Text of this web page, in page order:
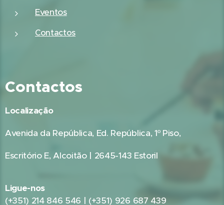
Eventos
Contactos
Contactos
Localização
Avenida da República, Ed. República, 1º Piso,
Escritório E, Alcoitão | 2645-143 Estoril
Ligue-nos
(+351) 214 846 546 | (+351) 926 687 439